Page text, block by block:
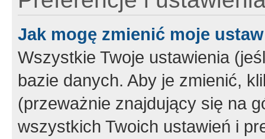
Jak mogę zmienić moje
Wszystkie Twoje ustawienia
bazie danych. Aby je zmienić,
(przeważnie znajdujący się na
wszystkich Twoich ustawień i